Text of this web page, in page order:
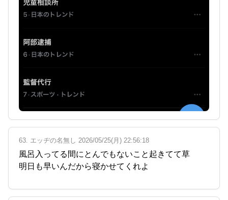
63. エッヂの名無し 2026/05/25(月) 22:56:18
風呂入ってる間にとんでもないこと起きてて草
明日も早いんだから寝かせてくれよ